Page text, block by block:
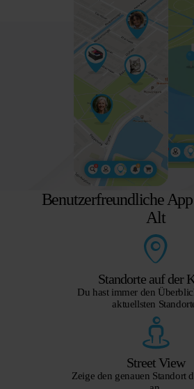
Benutzerfreundliche
Alt
Standorte auf der
Du hast immer den
aktuellsten
Street View
Zeige den genauen Standort